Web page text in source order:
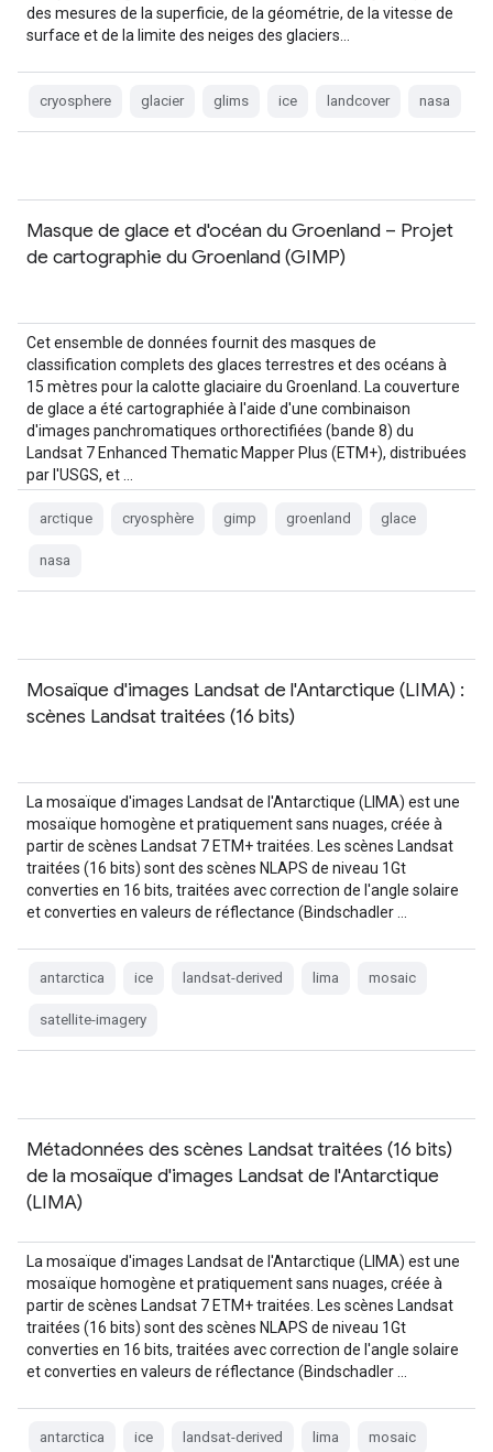
des mesures de la superficie, de la géométrie, de la vitesse de
surface et de la limite des neiges des glaciers…
cryosphere glacier glims ice landcover nasa
Masque de glace et d'océan du Groenland – Projet
de cartographie du Groenland (GIMP)
Cet ensemble de données fournit des masques de
classification complets des glaces terrestres et des océans à
15 mètres pour la calotte glaciaire du Groenland. La couverture
de glace a été cartographiée à l'aide d'une combinaison
d'images panchromatiques orthorectifiées (bande 8) du
Landsat 7 Enhanced Thematic Mapper Plus (ETM+), distribuées
par l'USGS, et …
arctique cryosphère gimp groenland glace
nasa
Mosaïque d'images Landsat de l'Antarctique (LIMA) :
scènes Landsat traitées (16 bits)
La mosaïque d'images Landsat de l'Antarctique (LIMA) est une
mosaïque homogène et pratiquement sans nuages, créée à
partir de scènes Landsat 7 ETM+ traitées. Les scènes Landsat
traitées (16 bits) sont des scènes NLAPS de niveau 1Gt
converties en 16 bits, traitées avec correction de l'angle solaire
et converties en valeurs de réflectance (Bindschadler …
antarctica ice landsat-derived lima mosaic
satellite-imagery
Métadonnées des scènes Landsat traitées (16 bits)
de la mosaïque d'images Landsat de l'Antarctique
(LIMA)
La mosaïque d'images Landsat de l'Antarctique (LIMA) est une
mosaïque homogène et pratiquement sans nuages, créée à
partir de scènes Landsat 7 ETM+ traitées. Les scènes Landsat
traitées (16 bits) sont des scènes NLAPS de niveau 1Gt
converties en 16 bits, traitées avec correction de l'angle solaire
et converties en valeurs de réflectance (Bindschadler …
antarctica ice landsat-derived lima mosaic